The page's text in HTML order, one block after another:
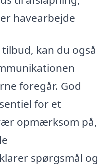
havearbejde
kan du også
foregår. God
for et
opmærksom på,
spørgsmål og